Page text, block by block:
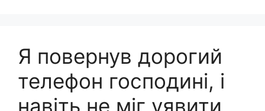
Я повернув дорогий
телефон господині, і
навіть не міг уявити